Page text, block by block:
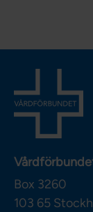
Box 3260
103 65